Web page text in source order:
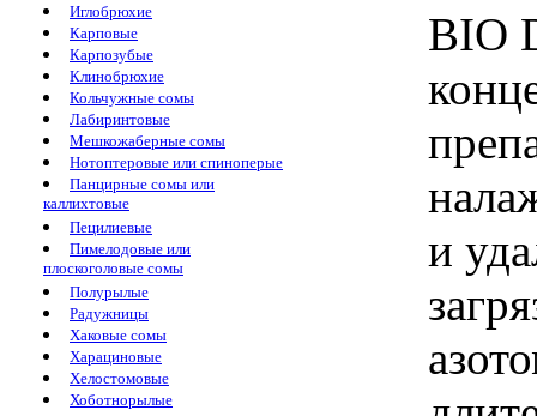
Иглобрюхие
Карповые
Карпозубые
Клинобрюхие
Кольчужные сомы
Лабиринтовые
Мешкожаберные сомы
Нотоптеровые или спиноперые
Панцирные сомы или
каллихтовые
Пецилиевые
Пимелодовые или
плоскоголовые сомы
Полурылые
Радужницы
Хаковые сомы
Харациновые
Хелостомовые
Хоботнорылые
BIO
и